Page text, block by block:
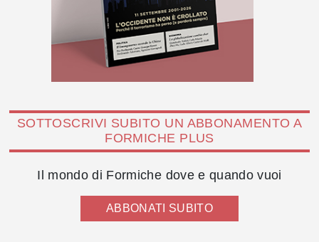
SOTTOSCRIVI SUBITO UN ABBONAMENTO A
FORMICHE PLUS
Il mondo di Formiche dove e quando vuoi
ABBONATI SUBITO